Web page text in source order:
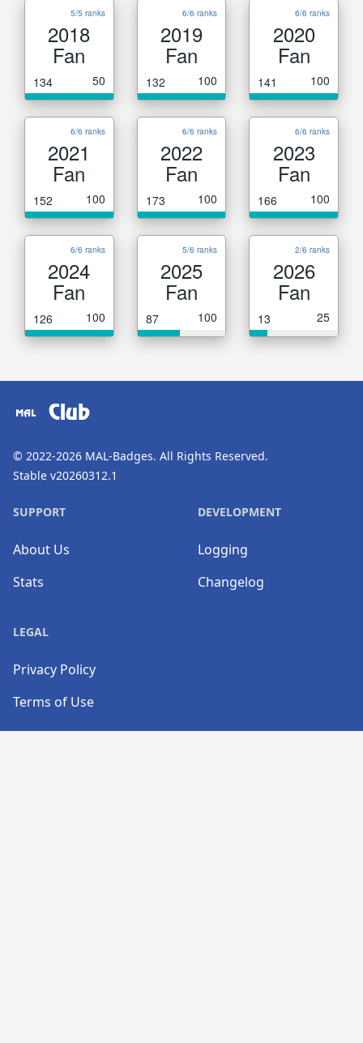
5/5 ranks
2018
Fan
134 50
6/6 ranks
2019
Fan
132 100
6/6 ranks
2020
Fan
141 100
6/6 ranks
2021
Fan
152 100
6/6 ranks
2022
Fan
173 100
6/6 ranks
2023
Fan
166 100
6/6 ranks
2024
Fan
126 100
5/6 ranks
2025
Fan
87 100
2/6 ranks
2026
Fan
13 25
Club
© 2022-2026 MAL-Badges. All Rights Reserved.
Stable v20260312.1
SUPPORT
About Us
Stats
DEVELOPMENT
Logging
Changelog
LEGAL
Privacy Policy
Terms of Use